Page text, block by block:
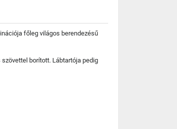
főleg világos berendezésű
borított. Lábtartója pedig